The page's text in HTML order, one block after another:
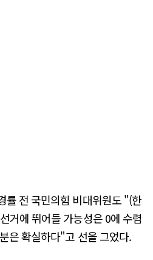
률 전 국민의힘 비대위원도 "(한
거에 뛰어들 가능성은 0에 수렴
은 확실하다"고 선을 그었다.